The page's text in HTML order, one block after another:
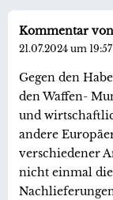
Kommentar
21.07.2024 um
Gegen den
den Waffen-
und
andere
verschiedener
nicht einmal